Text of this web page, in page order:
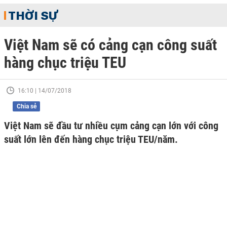
THỜI SỰ
Việt Nam sẽ có cảng cạn công suất
hàng chục triệu TEU
16:10 | 14/07/2018
Chia sẻ
Việt Nam sẽ đầu tư nhiều cụm cảng cạn lớn với công
suất lớn lên đến hàng chục triệu TEU/năm.